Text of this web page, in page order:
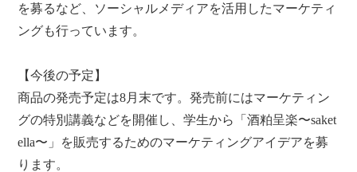
を募るなど、ソーシャルメディアを活用したマーケティ
ングも行っています。
【今後の予定】
商品の発売予定は8月末です。発売前にはマーケティン
グの特別講義などを開催し、学生から「酒粕呈楽〜saket
ella〜」を販売するためのマーケティングアイデアを募
ります。